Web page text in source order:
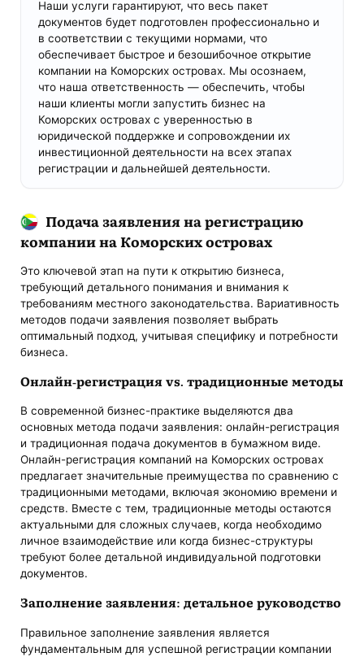
Наши услуги гарантируют, что весь пакет
документов будет подготовлен профессионально и
в соответствии с текущими нормами, что
обеспечивает быстрое и безошибочное открытие
компании на Коморских островах. Мы осознаем,
что наша ответственность — обеспечить, чтобы
наши клиенты могли запустить бизнес на
Коморских островах с уверенностью в
юридической поддержке и сопровождении их
инвестиционной деятельности на всех этапах
регистрации и дальнейшей деятельности.
Подача заявления на регистрацию
компании на Коморских островах
Это ключевой этап на пути к открытию бизнеса,
требующий детального понимания и внимания к
требованиям местного законодательства. Вариативность
методов подачи заявления позволяет выбрать
оптимальный подход, учитывая специфику и потребности
бизнеса.
Онлайн-регистрация vs. традиционные методы
В современной бизнес-практике выделяются два
основных метода подачи заявления: онлайн-регистрация
и традиционная подача документов в бумажном виде.
Онлайн-регистрация компаний на Коморских островах
предлагает значительные преимущества по сравнению с
традиционными методами, включая экономию времени и
средств. Вместе с тем, традиционные методы остаются
актуальными для сложных случаев, когда необходимо
личное взаимодействие или когда бизнес-структуры
требуют более детальной индивидуальной подготовки
документов.
Заполнение заявления: детальное руководство
Правильное заполнение заявления является
фундаментальным для успешной регистрации компании